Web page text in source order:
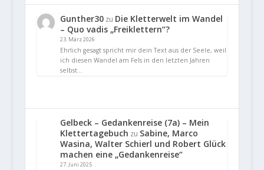
Gunther30zu Die Kletterwelt im Wandel
– Quo vadis „Freiklettern“?
23. März 2026
Ehrlich gesagt spricht mir dein Text aus der Seele, weil
ich diesen Wandel am Fels in den letzten Jahren
selbst…
Gelbeck – Gedankenreise (7a) – Mein
Klettertagebuch zu Sabine, Marco
Wasina, Walter Schierl und Robert Glück
machen eine „Gedankenreise“
27. Juni 2025